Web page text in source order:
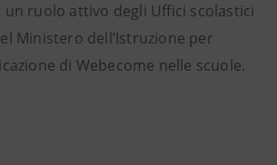
ruolo attivo degli Uffici scolastici
Ministero dell’Istruzione per
di Webecome nelle scuole.